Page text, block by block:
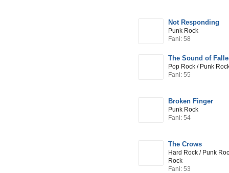
Not Responding
Punk Rock
Fani: 58
The Sound of
Pop Rock / Punk
Fani: 55
Broken Finger
Punk Rock
Fani: 54
The Crows
Hard Rock / Punk
Rock
Fani: 53